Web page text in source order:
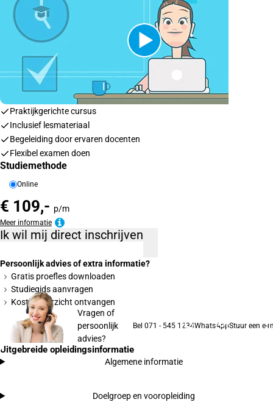
Praktijkgerichte cursus
Inclusief lesmateriaal
Begeleiding door ervaren docenten
Flexibel examen doen
Studiemethode
Online
€ 109,- p/m
Meer informatie
Ik wil mij direct inschrijven
Persoonlijk advies of extra informatie?
Gratis proefles downloaden
Studiegids aanvragen
Kostenoverzicht ontvangen
Vragen of
persoonlijk
advies?
Bel 071 - 545 1234WhatsAppStuur een e-
Uitgebreide opleidingsinformatie
Algemene informatie
Doelgroep en vooropleiding